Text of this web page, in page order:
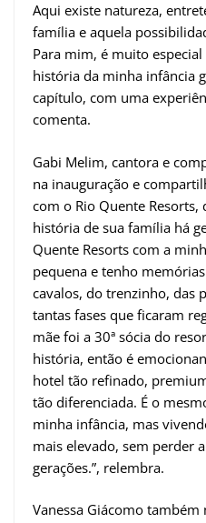
Aqui existe natureza,
família e aquela
Para mim, é muito
história da minha infância
capítulo, com uma
comenta.
Gabi Melim, cantora e
na inauguração e
com o Rio Quente
história de sua família há
Quente Resorts com a
pequena e tenho
cavalos, do trenzinho, das
tantas fases que ficaram
mãe foi a 30ª sócia do
história, então é
hotel tão refinado,
tão diferenciada. É o
minha infância, mas
mais elevado, sem perder
gerações.”, relembra.
Vanessa Giácomo